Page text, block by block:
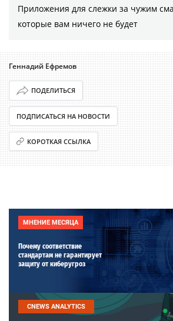
Приложения для слежки за чужим
которые вам ничего не будет
Геннадий Ефремов
ПОДЕЛИТЬСЯ
ПОДПИСАТЬСЯ НА НОВОСТИ
КОРОТКАЯ ССЫЛКА
МНЕНИЕ МЕСЯЦА
Почему соответствие
стандартам не гарантирует
защиту от киберугроз
CNEWS ANALYTICS